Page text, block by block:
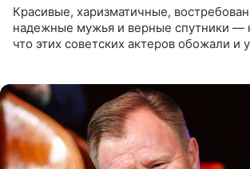
Красивые, харизматичные,
надежные мужья и верные спутники —
что этих советских актеров обожали и